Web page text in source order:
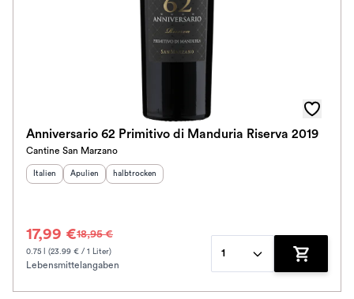
Anniversario 62 Primitivo di Manduria Riserva 2019
Cantine San Marzano
Herkunftsland:
Italien Herkunftsregion:
Apulien Geschmack:
halbtrocken
17,99 €18,95 €
0.75 l (23.99 € / 1 Liter)
Lebensmittelangaben
1
Zum